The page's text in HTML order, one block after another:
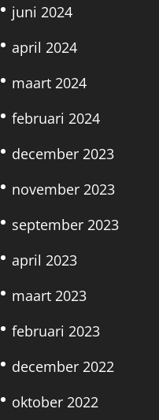
juni 2024
april 2024
maart 2024
februari 2024
december 2023
november 2023
september 2023
april 2023
maart 2023
februari 2023
december 2022
oktober 2022